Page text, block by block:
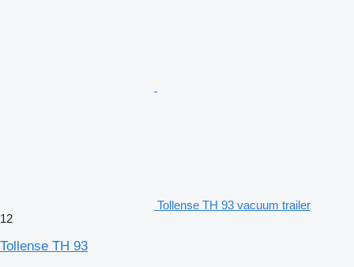
Tollense TH 93 vacuum trailer
12
Tollense TH 93